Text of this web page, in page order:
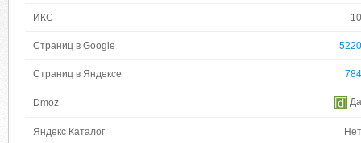
ИКС 10
Страниц в Google 5220
Страниц в Яндексе 784
Dmoz Да
Яндекс Каталог Нет